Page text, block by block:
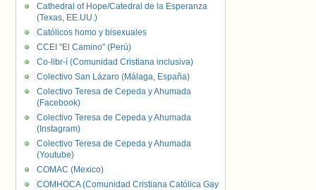
Cathedral of Hope/Catedral de la Esperanza
(Texas, EE.UU.)
Católicos homo y bisexuales
CCEI "El Camino" (Perú)
Co-libr-í (Comunidad Cristiana inclusiva)
Colectivo San Lázaro (Málaga, España)
Colectivo Teresa de Cepeda y Ahumada
(Facebook)
Colectivo Teresa de Cepeda y Ahumada
(Instagram)
Colectivo Teresa de Cepeda y Ahumada
(Youtube)
COMAC (Mexico)
COMHOCA (Comunidad Cristiana Católica Gay